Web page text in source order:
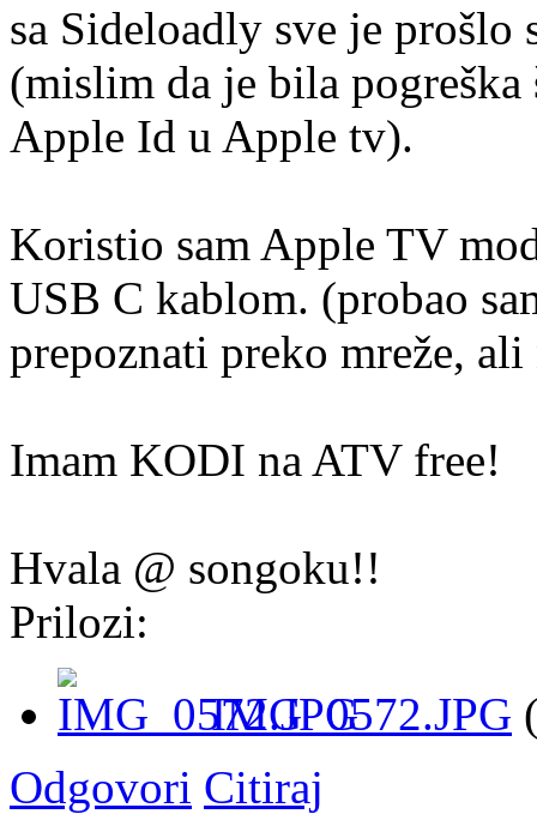
sa Sideloadly sve je
(mislim da je bila
Apple Id u Apple tv).
Koristio sam Apple TV
USB C kablom. (probao
prepoznati preko mreže,
Imam KODI na ATV free!
Hvala @ songoku!!
Prilozi:
IMG_0572.JPG
Odgovori Citiraj